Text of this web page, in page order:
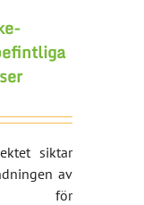
siktar
av
för